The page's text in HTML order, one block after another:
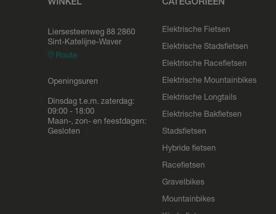
WINKEL
Liersesteenweg 88 2860
Sint-Katelijne-Waver
Route
Openingsuren
Dinsdag t.e.m. zaterdag:
09:00 - 18:00
Maan-, zon- en feestdagen:
Gesloten
CATEGORIEËN
Elektrische Fietsen
Elektrische Stadsfietsen
Elektrische Racefietsen
Elektrische Mountainbikes
Elektrische Longtails
Elektrische Bakfietsen
Stadsfietsen
Hybride fietsen
Racefietsen
Gravelbikes
Mountainbikes